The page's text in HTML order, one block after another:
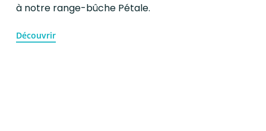
à notre range-bûche Pétale.
Découvrir